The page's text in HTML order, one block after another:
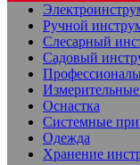
Ручной
Слесарный
Садовый
Оснастка
Системные
Одежда
Хранение